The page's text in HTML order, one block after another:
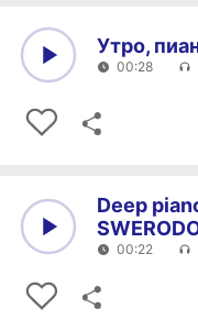
Утро,
00:28
Deep
00:22